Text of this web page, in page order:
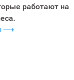
работают на
⟶